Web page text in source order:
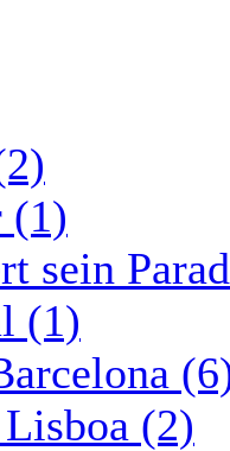
(1)
sein
(1)
(2)